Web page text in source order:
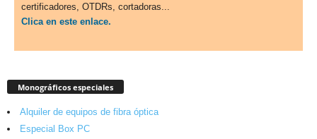
certificadores, OTDRs, cortadoras...
Clica en este enlace.
Monográficos especiales
Alquiler de equipos de fibra óptica
Especial Box PC